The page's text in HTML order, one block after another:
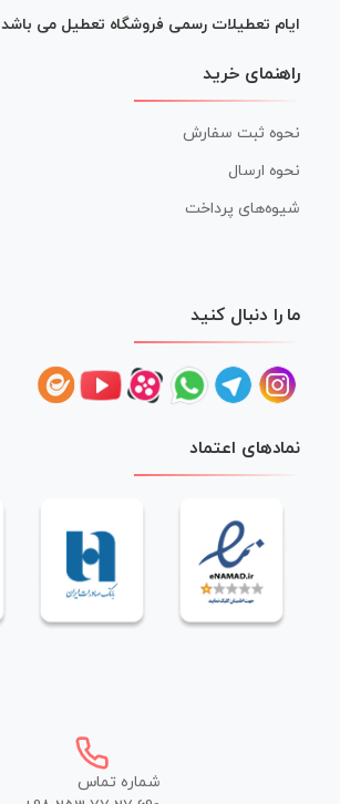
ایام تعطیلات رسمی فروشگاه تعطیل می باشد
راهنمای خرید
نحوه ثبت سفارش
نحوه ارسال
شیوه‌های پرداخت
ما را دنبال کنید
نمادهای اعتماد
شماره تماس